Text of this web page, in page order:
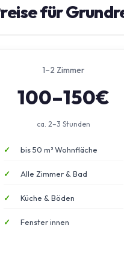
für
1–2 Zimmer
100–150€
ca. 2–3 Stunden
bis 50 m² Wohnfläche
Alle Zimmer & Bad
Küche & Böden
Fenster innen